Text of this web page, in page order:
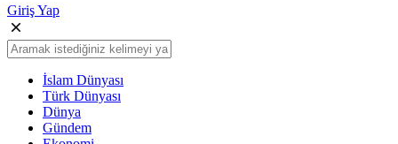
Giriş Yap
İslam Dünyası
Türk Dünyası
Dünya
Gündem